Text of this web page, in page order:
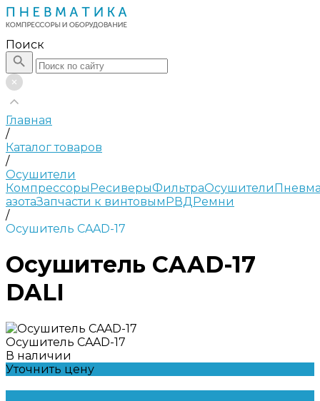
Поиск
Главная
/
Каталог товаров
/
Осушители
КомпрессорыРесиверыФильтраОсушители
азотаЗапчасти к винтовымРВДРемни
/
Осушитель CAAD-17
Осушитель CAAD-17
DALI
Осушитель CAAD-17
В наличии
Уточнить цену